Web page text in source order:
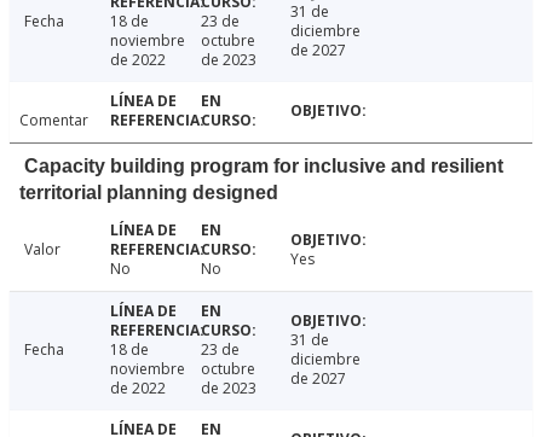
Fecha
18 de
noviembre
de 2022
23 de
octubre
de 2023
31 de
diciembre
de 2027
Comentar
Capacity building program for inclusive and resilient
territorial planning designed
Valor
No
No Yes
Fecha
18 de
noviembre
de 2022
23 de
octubre
de 2023
31 de
diciembre
de 2027